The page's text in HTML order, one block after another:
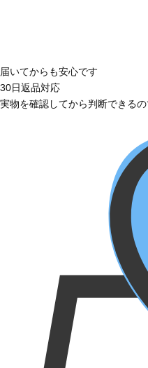
届いてからも安心です
30日返品対応
実物を確認してから判断できる